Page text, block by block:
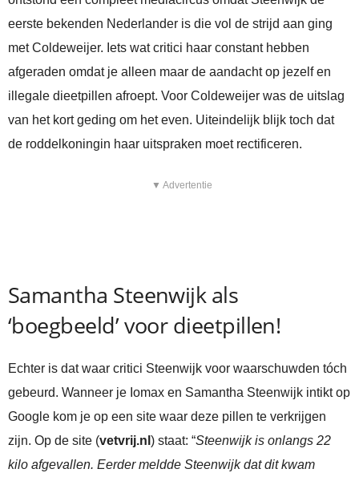
eerste bekenden Nederlander is die vol de strijd aan ging
met Coldeweijer. Iets wat critici haar constant hebben
afgeraden omdat je alleen maar de aandacht op jezelf en
illegale dieetpillen afroept. Voor Coldeweijer was de uitslag
van het kort geding om het even. Uiteindelijk blijk toch dat
de roddelkoningin haar uitspraken moet rectificeren.
▼ Advertentie
Samantha Steenwijk als
‘boegbeeld’ voor dieetpillen!
Echter is dat waar critici Steenwijk voor waarschuwden tóch
gebeurd. Wanneer je Iomax en Samantha Steenwijk intikt op
Google kom je op een site waar deze pillen te verkrijgen
zijn. Op de site (vetvrij.nl ) staat: “Steenwijk is onlangs 22
kilo afgevallen. Eerder meldde Steenwijk dat dit kwam